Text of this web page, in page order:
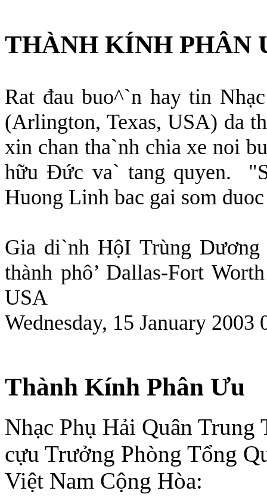
THÀNH KÍNH PHÂN
Rat đau buo^`n hay tin
(Arlington, Texas, USA) da
xin chan tha`nh chia xe noi
hữu Ðức va` tang quyen.
Huong Linh bac gai som
Gia di`nh HộI Trùng
thành phô’ Dallas-Fort
USA
Wednesday, 15 January 2003
Thành Kính Phân Ưu
Nhạc Phụ Hải Quân
cựu Trưởng Phòng Tổng
Việt Nam Cộng Hòa: